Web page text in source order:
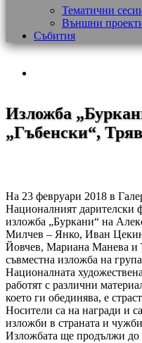
Тематични
Външни
Събития
Изложба
„Гъбенски“,
На 23 февруари 2018 в
Националният дарителски
изложба „Буркани“ на
Милчев – Янко, Иван
Йовчев, Мариана Манева и
съвместна изложба на
Националната
работят с различни
което ги обединява, е
Носители са на награди и
изложби в страната и
Изложбата ще продължи до